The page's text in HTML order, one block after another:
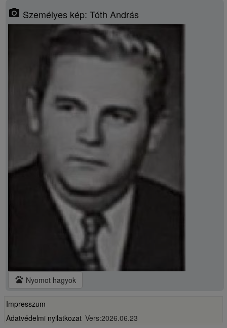
photo_camera Személyes kép: Tóth András
pets Nyomot hagyok
Impresszum
Adatvédelmi nyilatkozat Vers:2026.06.23